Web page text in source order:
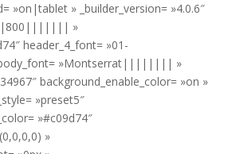
»on|tablet » _builder_version= »4.0.6″
»
header_4_font= »01-
»Montserrat|||||||| »
background_enable_color= »on »
»preset5″
»#c09d74″
»